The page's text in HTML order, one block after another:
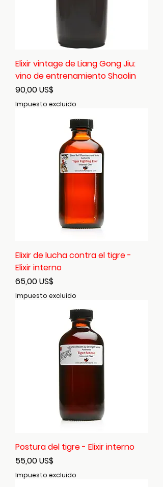
Elixir vintage de Liang Gong Jiu:
vino de entrenamiento Shaolin
Precio
90,00 US$
Impuesto excluido
Elixir de lucha contra el tigre -
Elixir interno
Precio
65,00 US$
Impuesto excluido
Postura del tigre - Elixir interno
Precio
55,00 US$
Impuesto excluido